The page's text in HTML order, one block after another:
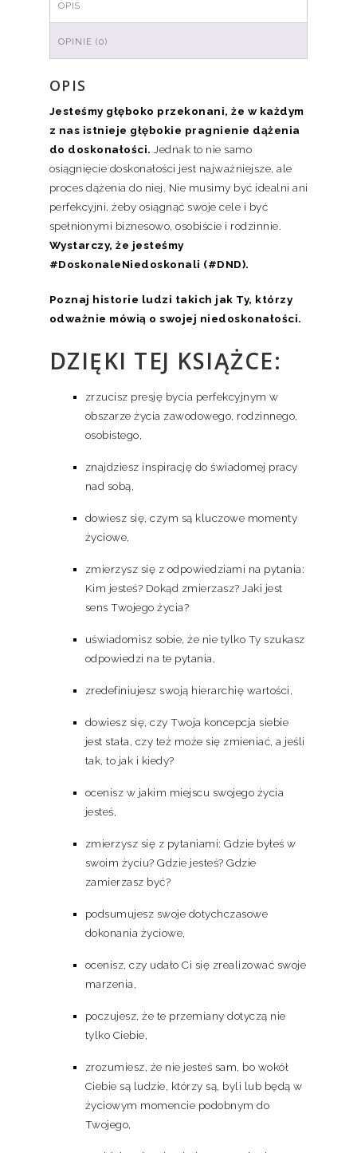
OPIS
OPINIE (0)
OPIS
Jesteśmy głęboko przekonani, że w każdym
z nas istnieje głębokie pragnienie dążenia
do doskonałości. Jednak to nie samo
osiągnięcie doskonałości jest najważniejsze, ale
proces dążenia do niej. Nie musimy być idealni ani
perfekcyjni, żeby osiągnąć swoje cele i być
spełnionymi biznesowo, osobiście i rodzinnie.
Wystarczy, że jesteśmy
#DoskonaleNiedoskonali (#DND).
Poznaj historie ludzi takich jak Ty, którzy
odważnie mówią o swojej niedoskonałości.
DZIĘKI TEJ KSIĄŻCE:
zrzucisz presję bycia perfekcyjnym w
obszarze życia zawodowego, rodzinnego,
osobistego,
znajdziesz inspirację do świadomej pracy
nad sobą,
dowiesz się, czym są kluczowe momenty
życiowe,
zmierzysz się z odpowiedziami na pytania:
Kim jesteś? Dokąd zmierzasz? Jaki jest
sens Twojego życia?
uświadomisz sobie, że nie tylko Ty szukasz
odpowiedzi na te pytania,
zredefiniujesz swoją hierarchię wartości,
dowiesz się, czy Twoja koncepcja siebie
jest stała, czy też może się zmieniać, a jeśli
tak, to jak i kiedy?
ocenisz w jakim miejscu swojego życia
jesteś,
zmierzysz się z pytaniami: Gdzie byłeś w
swoim życiu? Gdzie jesteś? Gdzie
zamierzasz być?
podsumujesz swoje dotychczasowe
dokonania życiowe,
ocenisz, czy udało Ci się zrealizować swoje
marzenia,
poczujesz, że te przemiany dotyczą nie
tylko Ciebie,
zrozumiesz, że nie jesteś sam, bo wokół
Ciebie są ludzie, którzy są, byli lub będą w
życiowym momencie podobnym do
Twojego,